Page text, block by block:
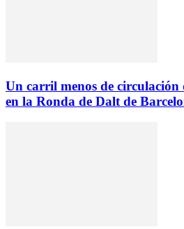
Un carril menos de circulación
en la Ronda de Dalt de